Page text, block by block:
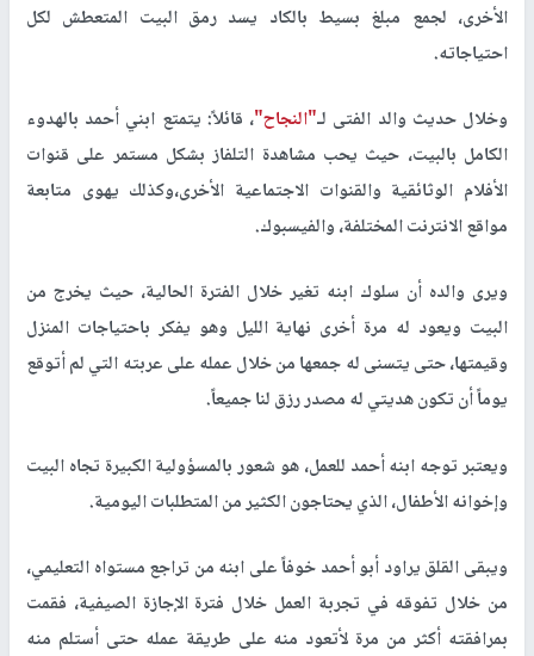
الأخرى، لجمع مبلغ بسيط بالكاد يسد رمق البيت المتعطش لكل
احتياجاته.
وخلال حديث والد الفتى لـ"النجاح"، قائلاً: يتمتع ابني أحمد بالهدوء
الكامل بالبيت، حيث يحب مشاهدة التلفاز بشكل مستمر على قنوات
الأفلام الوثائقية والقنوات الاجتماعية الأخرى،وكذلك يهوى متابعة
مواقع الانترنت المختلفة، والفيسبوك.
ويرى والده أن سلوك ابنه تغير خلال الفترة الحالية، حيث يخرج من
البيت ويعود له مرة أخرى نهاية الليل وهو يفكر باحتياجات المنزل
وقيمتها، حتى يتسنى له جمعها من خلال عمله على عربته التي لم أتوقع
يوماً أن تكون هديتي له مصدر رزق لنا جميعاً.
ويعتبر توجه ابنه أحمد للعمل، هو شعور بالمسؤولية الكبيرة تجاه البيت
وإخوانه الأطفال، الذي يحتاجون الكثير من المتطلبات اليومية.
ويبقى القلق يراود أبو أحمد خوفاً على ابنه من تراجع مستواه التعليمي،
من خلال تفوقه في تجربة العمل خلال فترة الإجازة الصيفية، فقمت
بمرافقته أكثر من مرة لأتعود منه على طريقة عمله حتى أستلم منه